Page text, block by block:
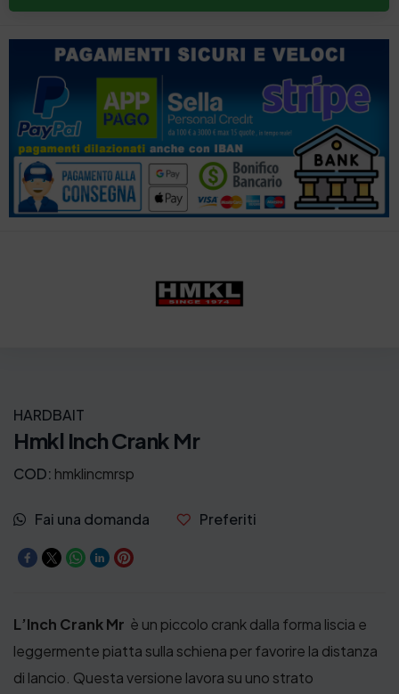
HARDBAIT
Hmkl Inch Crank Mr
COD: hmklincmrsp
Fai una domanda Preferiti
L’Inch Crank Mr è un piccolo crank dalla forma liscia e
leggermente piatta sulla schiena per favorire la distanza
di lancio. Questa versione lavora su uno strato